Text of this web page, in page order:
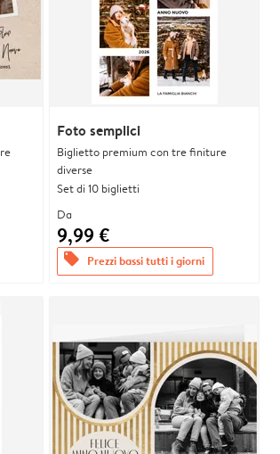
Foto semplici
Biglietto premium con tre finiture
diverse
Set di 10 biglietti
Da
9,99 €
offers Prezzi bassi tutti i giorni